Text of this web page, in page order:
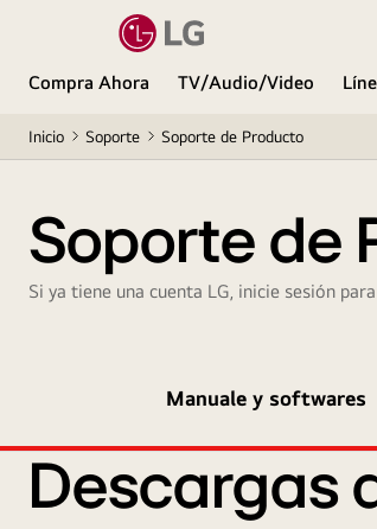
Compra Ahora TV/Audio/Video
Inicio Soporte Soporte de Producto
Soporte de
Si ya tiene una cuenta LG, inicie sesión
Manuale y softwares
Descargas